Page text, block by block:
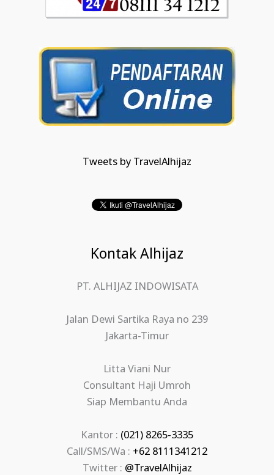
Tweets by TravelAlhijaz
Kontak Alhijaz
PT. ALHIJAZ INDOWISATA
Jalan Dewi Sartika Raya no 239
Jakarta-Timur
Litta Viani Nur
Consultant Haji Umroh
Siap Membantu Anda
Kantor : (021) 8265-3335
Call/SMS/Wa : +62 8111341212
Twitter : @TravelAlhijaz